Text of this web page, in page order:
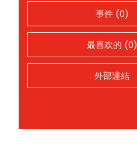
事件 (0)
最喜欢的 (0)
外部連結